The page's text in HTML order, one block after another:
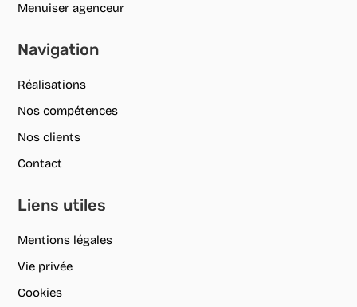
Menuiser agenceur
Navigation
Réalisations
Nos compétences
Nos clients
Contact
Liens utiles
Mentions légales
Vie privée
Cookies